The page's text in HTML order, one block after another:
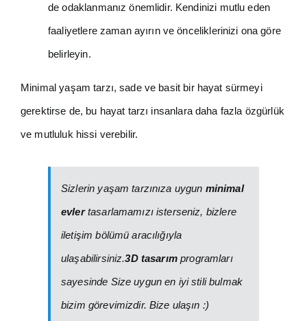
de odaklanmanız önemlidir. Kendinizi mutlu eden
faaliyetlere zaman ayırın ve önceliklerinizi ona göre
belirleyin.
Minimal yaşam tarzı, sade ve basit bir hayat sürmeyi
gerektirse de, bu hayat tarzı insanlara daha fazla özgürlük
ve mutluluk hissi verebilir.
Sizlerin yaşam tarzınıza uygun minimal
evlertasarlamamızı isterseniz, bizlere
iletişim bölümü aracılığıyla
ulaşabilirsiniz.3D tasarımprogramları
sayesinde Size uygun en iyi stili bulmak
bizim görevimizdir. Bize ulaşın :)